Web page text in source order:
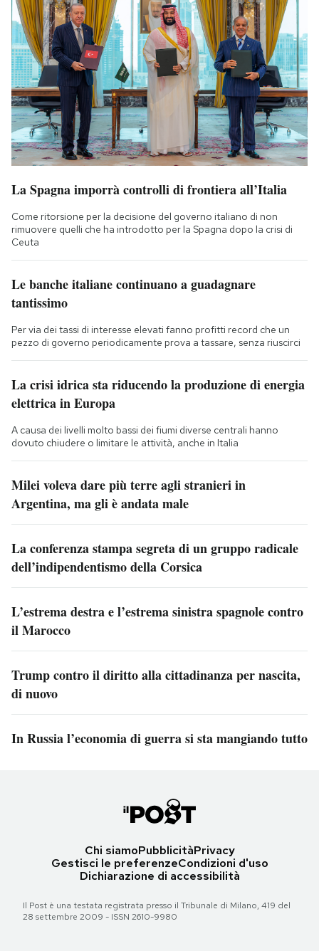
La Spagna imporrà controlli di frontiera all’Italia
Come ritorsione per la decisione del governo italiano di non
rimuovere quelli che ha introdotto per la Spagna dopo la crisi di
Ceuta
Le banche italiane continuano a guadagnare
tantissimo
Per via dei tassi di interesse elevati fanno profitti record che un
pezzo di governo periodicamente prova a tassare, senza riuscirci
La crisi idrica sta riducendo la produzione di energia
elettrica in Europa
A causa dei livelli molto bassi dei fiumi diverse centrali hanno
dovuto chiudere o limitare le attività, anche in Italia
Milei voleva dare più terre agli stranieri in
Argentina, ma gli è andata male
La conferenza stampa segreta di un gruppo radicale
dell’indipendentismo della Corsica
L’estrema destra e l’estrema sinistra spagnole contro
il Marocco
Trump contro il diritto alla cittadinanza per nascita,
di nuovo
In Russia l’economia di guerra si sta mangiando tutto
Chi siamoPubblicitàPrivacy
Gestisci le preferenzeCondizioni d'uso
Dichiarazione di accessibilità
Il Post è una testata registrata presso il Tribunale di Milano, 419 del
28 settembre 2009 - ISSN 2610-9980